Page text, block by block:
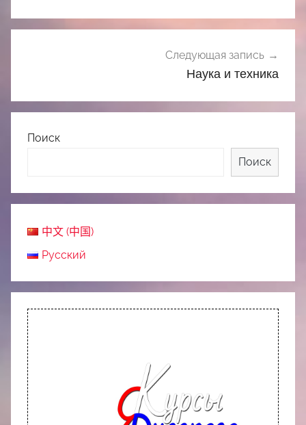
Следующая запись
Наука и техника
Поиск
Поиск
中文 (中国)
Русский